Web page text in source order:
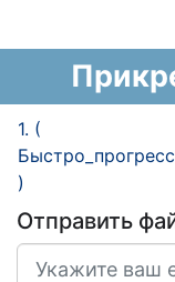
1. (
)
Отправить